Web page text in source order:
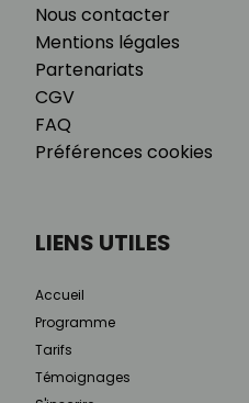
Nous contacter
Mentions légales
Partenariats
CGV
FAQ
Préférences cookies
LIENS UTILES
Accueil
Programme
Tarifs
Témoignages